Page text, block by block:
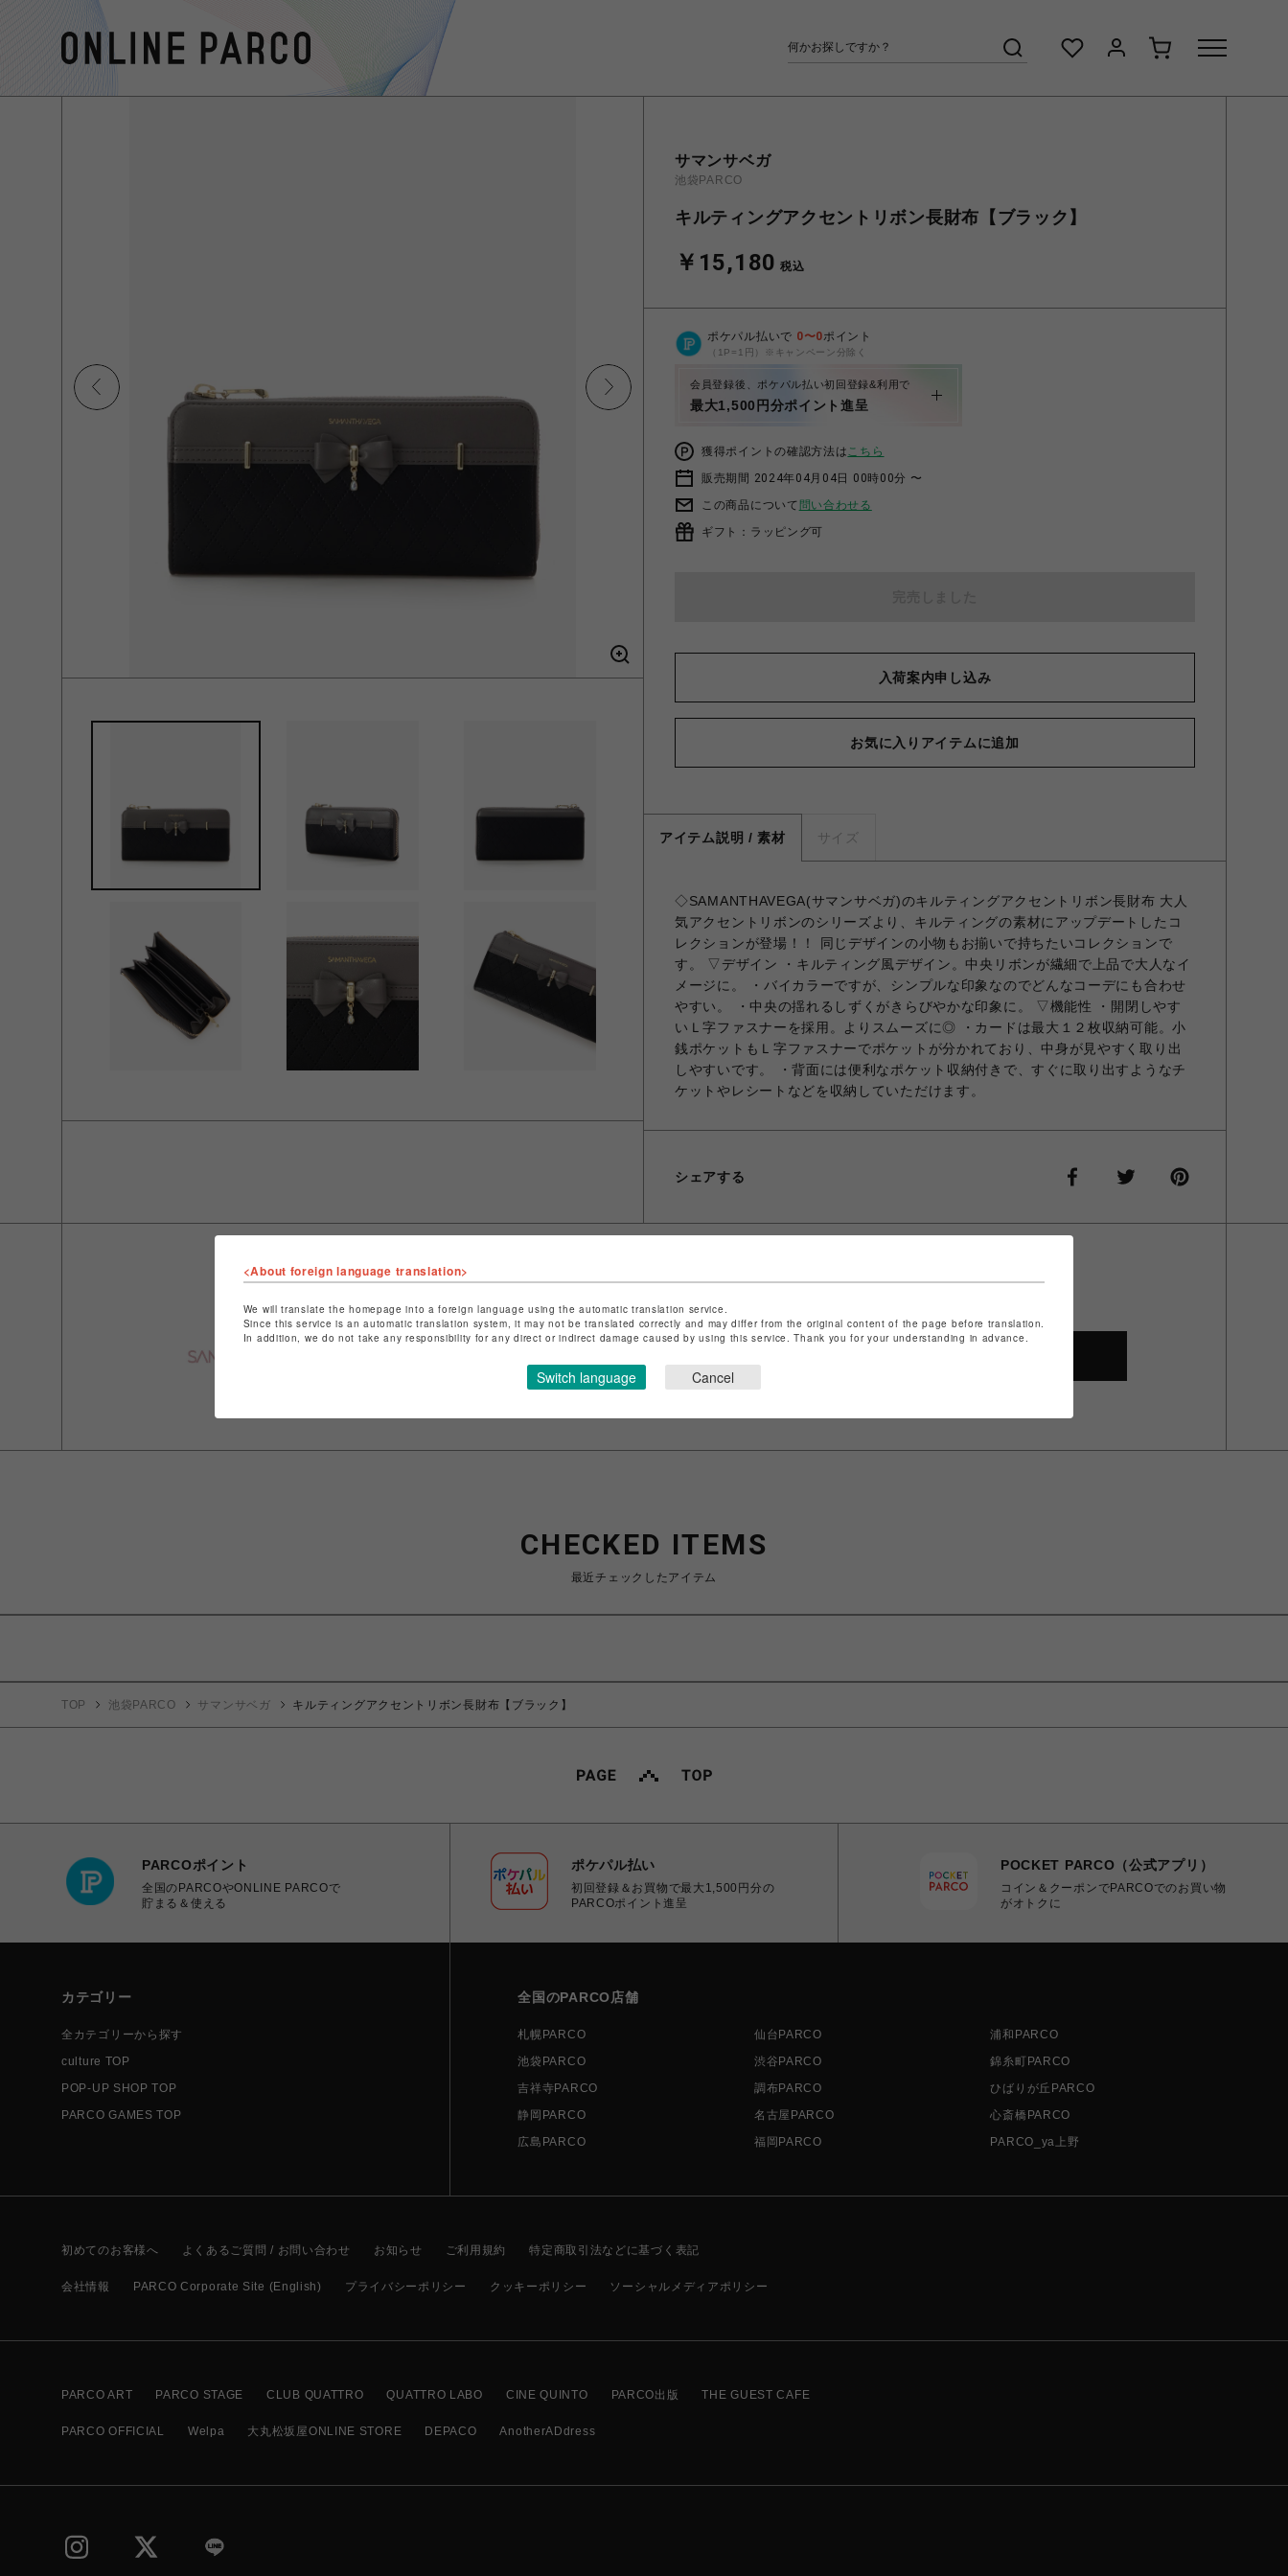
サマンサベガ
池袋PARCO
キルティングアクセントリボン長財布【ブラック】
￥15,180 税込
ポケパル払いで 0〜0ポイント
（1P=1円）※キャンペーン分除く
会員登録後、ポケパル払い初回登録&利用で
最大1,500円分ポイント進呈
獲得ポイントの確認方法はこちら
販売期間 2024年04月04日 00時00分 〜
この商品について 問い合わせる
ギフト：ラッピング可
入荷案内申し込み
お気に入りアイテムに追加
アイテム説明 / 素材 サイズ
◇SAMANTHAVEGA(サマンサベガ)のキルティングアクセントリボン長財布 大人
気アクセントリボンのシリーズより、キルティングの素材にアップデートしたコ
レクションが登場！！ 同じデザインの小物もお揃いで持ちたいコレクションで
す。 ▽デザイン ・キルティング風デザイン。中央リボンが繊細で上品で大人なイ
メージに。 ・バイカラーですが、シンプルな印象なのでどんなコーデにも合わせ
やすい。 ・中央の揺れるしずくがきらびやかな印象に。 ▽機能性 ・開閉しやす
いＬ字ファスナーを採用。よりスムーズに◎ ・カードは最大１２枚収納可能。小
銭ポケットもＬ字ファスナーでポケットが分かれており、中身が見やすく取り出
しやすいです。 ・背面には便利なポケット収納付きで、すぐに取り出すようなチ
ケットやレシートなどを収納していただけます。
シェアする
ショップ名
サマンサベガ
店舗名
池袋PARCO
特定商取引法など法令に基づく表記は
こちら
CHECKED ITEMS
最近チェックしたアイテム
TOP 池袋PARCO サマンサベガ キルティングアクセントリボン長財布【ブラック】
PARCOポイント
全国のPARCOやONLINE PARCOで
貯まる＆使える
ポケパル払い
初回登録＆お買物で最大1,500円分の
PARCOポイント進呈
POCKET PARCO（公式アプリ）
コイン＆クーポンでPARCOでのお買い物
がオトクに
カテゴリー
全カテゴリーから探す
culture TOP
POP-UP SHOP TOP
PARCO GAMES TOP
全国のPARCO店舗
札幌PARCO 仙台PARCO
浦和PARCO
池袋PARCO
渋谷PARCO
錦糸町PARCO
吉祥寺PARCO
調布PARCO
ひばりが丘PARCO
静岡PARCO
名古屋PARCO
心斎橋PARCO
広島PARCO
福岡PARCO PARCO_ya上野
初めてのお客様へ よくあるご質問 / お問い合わせ お知らせ ご利用規約 特定商取引法などに基づく表記
会社情報 PARCO Corporate Site (English) プライバシーポリシー クッキーポリシー ソーシャルメディアポリシー
PARCO ART PARCO STAGE CLUB QUATTRO QUATTRO LABO CINE QUINTO PARCO出版 THE GUEST CAFE
PARCO OFFICIAL Welpa 大丸松坂屋ONLINE STORE DEPACO AnotherADdress
<About foreign language translation>
We will translate the homepage into a foreign language using the automatic translation service.
Since this service is an automatic translation system, it may not be translated correctly and may differ from the original content of the page before translation.
In addition, we do not take any responsibility for any direct or indirect damage caused by using this service. Thank you for your understanding in advance.
Switch language Cancel